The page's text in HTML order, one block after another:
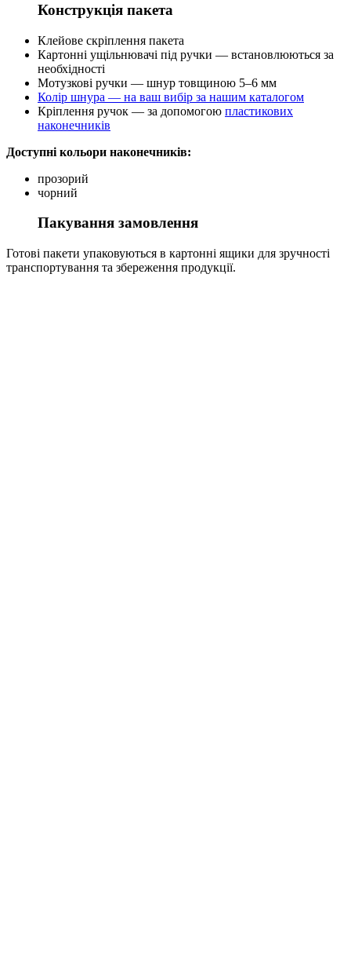
Конструкція пакета
Клейове скріплення пакета
Картонні ущільнювачі під ручки — встановлюються за
необхідності
Мотузкові ручки — шнур товщиною 5–6 мм
Колір шнура — на ваш вибір за нашим каталогом
Кріплення ручок — за допомогою пластикових
наконечників
Доступні кольори наконечників:
прозорий
чорний
Пакування замовлення
Готові пакети упаковуються в картонні ящики для зручності
транспортування та збереження продукції.